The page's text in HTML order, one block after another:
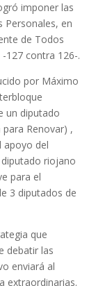
imponer las
Personales, en
de Todos
127 contra 126-.
por Máximo
un diputado
para Renovar) ,
apoyo del
riojano
para el
3 diputados de
que
debatir las
enviará al
extraordinarias.